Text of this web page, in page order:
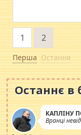
Перша
1 2
Остання
Останнє в
КАПЛІНУ
Вранці